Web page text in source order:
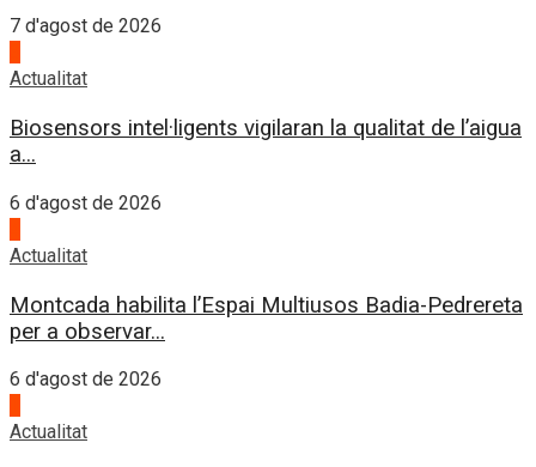
7 d'agost de 2026
Actualitat
Biosensors intel·ligents vigilaran la qualitat de l’aigua
a...
6 d'agost de 2026
Actualitat
Montcada habilita l’Espai Multiusos Badia-Pedrereta
per a observar...
6 d'agost de 2026
Actualitat